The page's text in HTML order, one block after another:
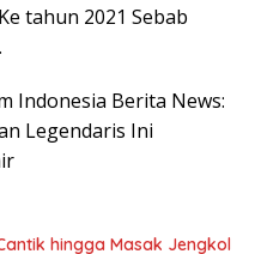
tahun 2021 Sebab
Indonesia Berita News:
Legendaris Ini
hingga Masak Jengkol